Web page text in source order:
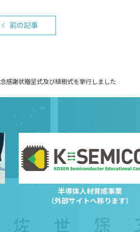
前の記事
感謝状贈呈式及び植樹式を挙行しました
半導体人材育成事業
（外部サイトへ移ります）